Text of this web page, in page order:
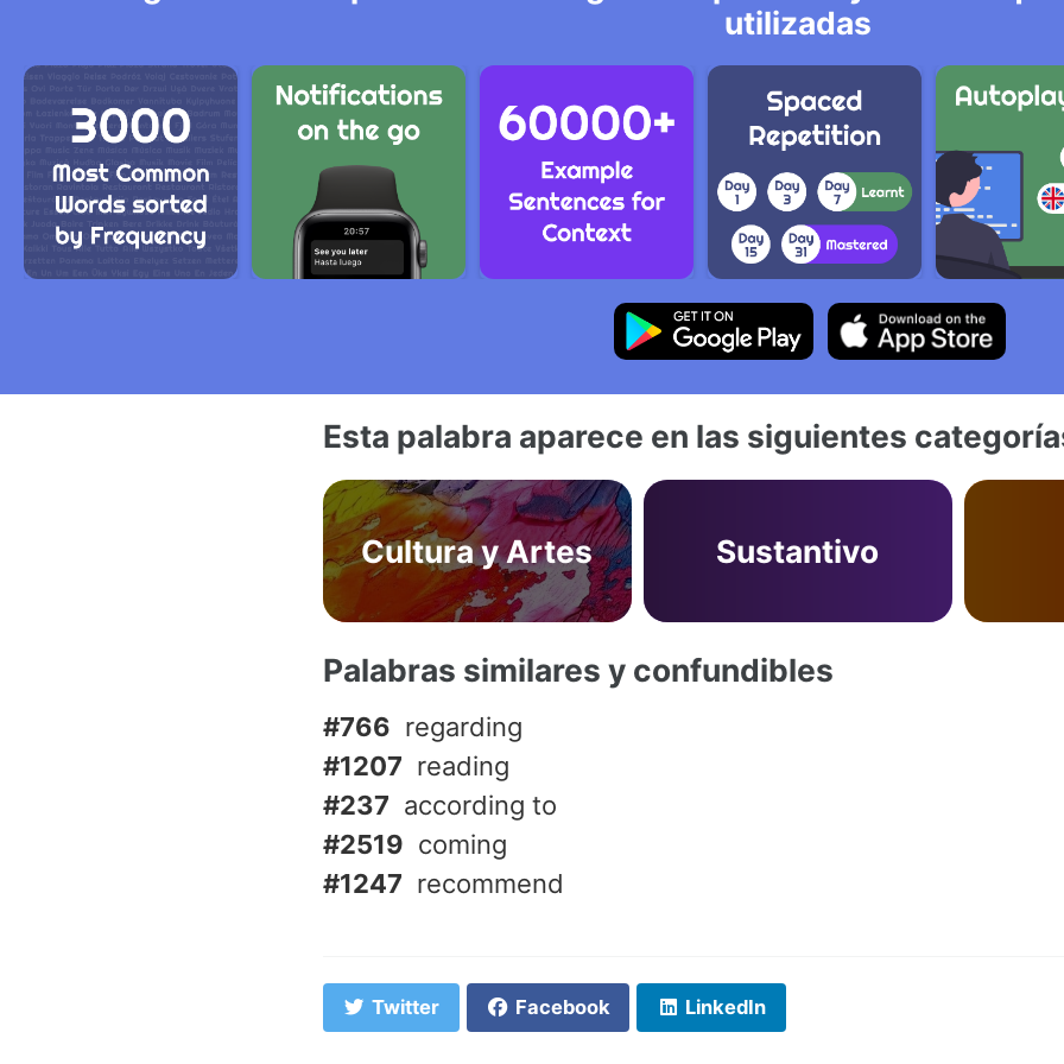
utilizadas
Esta palabra aparece en las siguientes
Cultura y Artes Sustantivo
Palabras similares y confundibles
#766 regarding
#1207 reading
#237 according to
#2519 coming
#1247 recommend
Twitter Facebook LinkedIn